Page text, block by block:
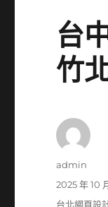
台
竹
作
admin
發
佈
2025 年 10
分
台北網頁設